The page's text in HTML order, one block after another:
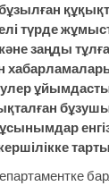
түрде
заңды